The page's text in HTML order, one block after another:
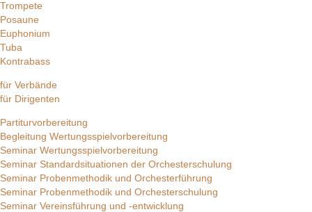
Trompete
Posaune
Euphonium
Tuba
Kontrabass
für Verbände
für Dirigenten
Partiturvorbereitung
Begleitung Wertungsspielvorbereitung
Seminar Wertungsspielvorbereitung
Seminar Standardsituationen der Orchesterschulung
Seminar Probenmethodik und Orchesterführung
Seminar Probenmethodik und Orchesterschulung
Seminar Vereinsführung und -entwicklung